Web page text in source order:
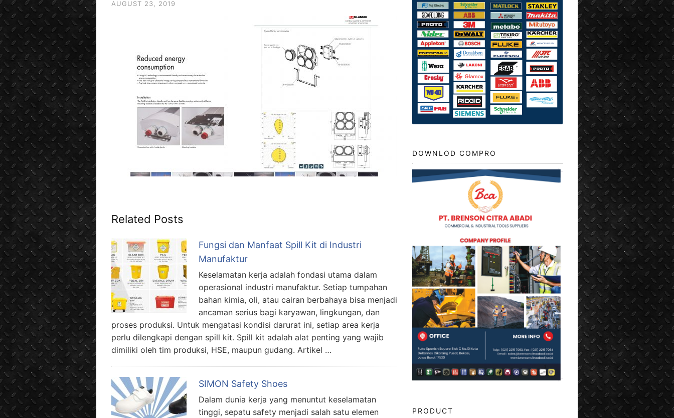
AUGUST 23, 2019
Related Posts
Fungsi dan Manfaat Spill Kit di Industri
Manufaktur
Keselamatan kerja adalah fondasi utama dalam
operasional industri manufaktur. Setiap tumpahan
bahan kimia, oli, atau cairan berbahaya bisa menjadi
ancaman serius bagi karyawan, lingkungan, dan
proses produksi. Untuk mengatasi kondisi darurat ini, setiap area kerja
perlu dilengkapi dengan spill kit. Spill kit adalah alat penting yang wajib
dimiliki oleh tim produksi, HSE, maupun gudang. Artikel …
SIMON Safety Shoes
Dalam dunia kerja yang menuntut keselamatan
tinggi, sepatu safety menjadi salah satu elemen
DOWNLOD COMPRO
PRODUCT